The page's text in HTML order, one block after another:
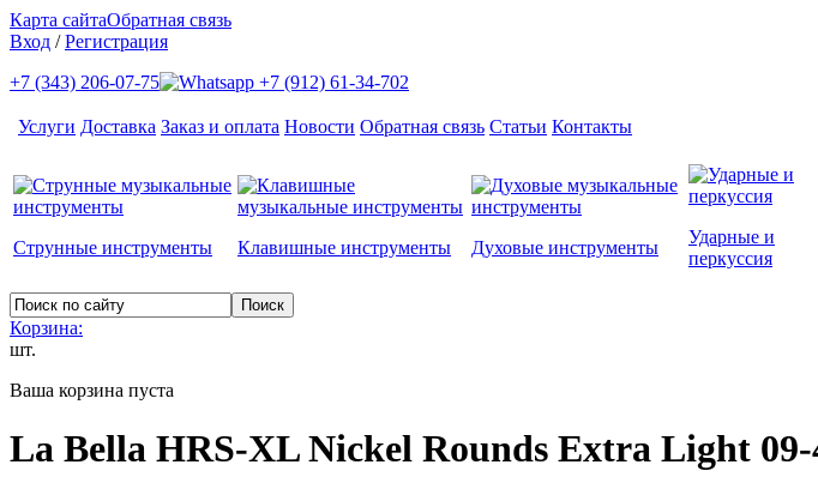
Карта сайтаОбратная связь
Вход /Регистрация
+7 (343) 206-07-75
+7 (912) 61-34-702
Услуги Доставка Заказ и оплата Новости Обратная связь Статьи Контакты
Струнные инструменты Клавишные инструменты Духовые инструменты
Ударные и
перкуссия
Корзина:
шт.
Ваша корзина пуста
La Bella HRS-XL Nickel Rounds Extra Light